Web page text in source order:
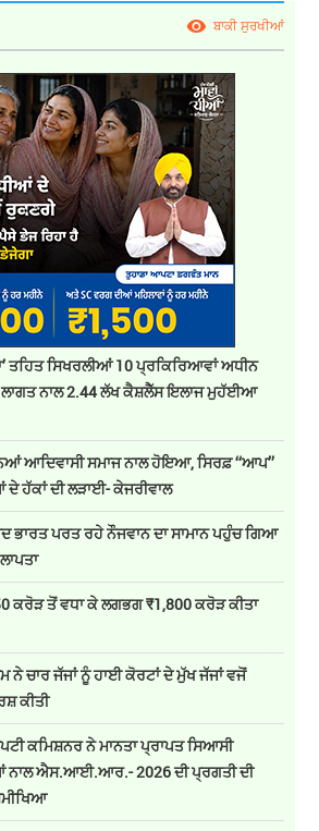
ਬਾਕੀ ਸੁਰਖੀਆਂ
ਤਹਿਤ ਸਿਖਰਲੀਆਂ 10 ਪ੍ਰਕਿਰਿਆਵਾਂ ਅਧੀਨ
ਲਾਗਤ ਨਾਲ 2.44 ਲੱਖ ਕੈਸ਼ਲੈੱਸ ਇਲਾਜ ਮੁਹੱਈਆ
ਆਦਿਵਾਸੀ ਸਮਾਜ ਨਾਲ ਹੋਇਆ, ਸਿਰਫ਼ ‘‘ਆਪ’’
ਹੱਕਾਂ ਦੀ ਲੜਾਈ- ਕੇਜਰੀਵਾਲ
ਭਾਰਤ ਪਰਤ ਰਹੇ ਨੌਜਵਾਨ ਦਾ ਸਾਮਾਨ ਪਹੁੰਚ ਗਿਆ
ਕਰੋੜ ਤੋਂ ਵਧਾ ਕੇ ਲਗਭਗ ₹1,800 ਕਰੋੜ ਕੀਤਾ
ਨੇ ਚਾਰ ਜੱਜਾਂ ਨੂੰ ਹਾਈ ਕੋਰਟਾਂ ਦੇ ਮੁੱਖ ਜੱਜਾਂ ਵਜੋਂ
ਕੀਤੀ
ਕਮਿਸ਼ਨਰ ਨੇ ਮਾਨਤਾ ਪ੍ਰਾਪਤ ਸਿਆਸੀ
ਨਾਲ ਐਸ.ਆਈ.ਆਰ.- 2026 ਦੀ ਪ੍ਰਗਤੀ ਦੀ